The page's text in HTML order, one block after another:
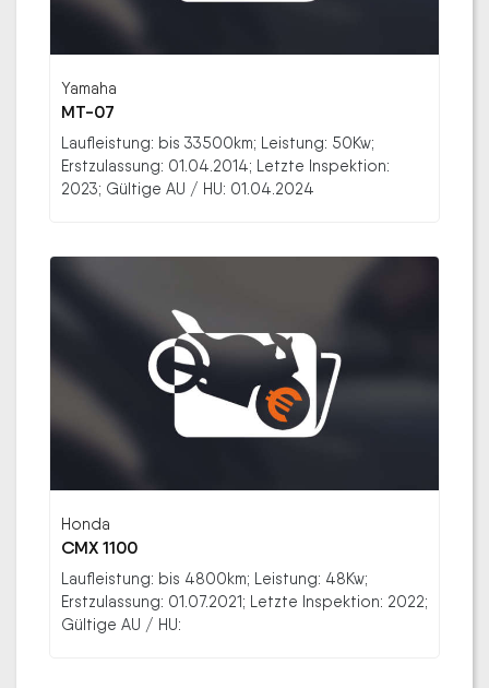
Yamaha
MT-07
Laufleistung: bis 33500km; Leistung: 50Kw;
Erstzulassung: 01.04.2014; Letzte Inspektion:
2023; Gültige AU / HU: 01.04.2024
Honda
CMX 1100
Laufleistung: bis 4800km; Leistung: 48Kw;
Erstzulassung: 01.07.2021; Letzte Inspektion: 2022;
Gültige AU / HU: